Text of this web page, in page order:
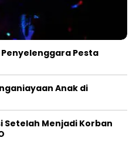
Pesta
Anak di
Setelah Menjadi Korban